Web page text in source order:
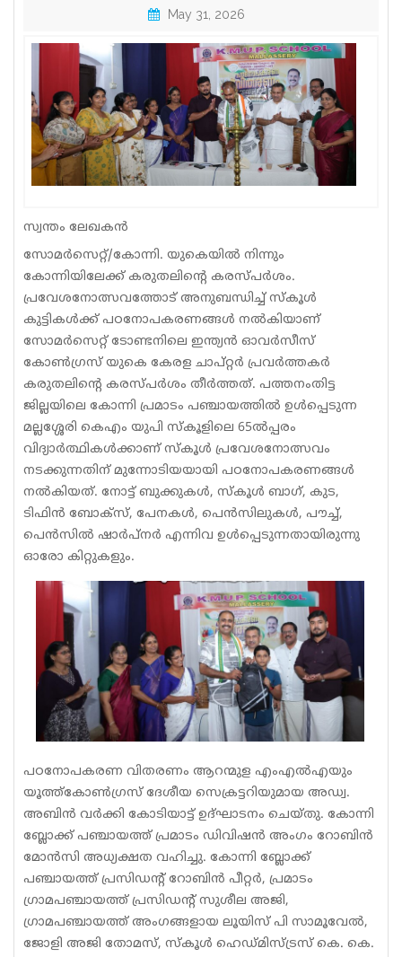
Classifieds
Law
Gallery
May 31, 2026
സ്വന്തം ലേഖകൻ
സോമർസെറ്റ്/കോന്നി. യുകെയിൽ നിന്നും
കോന്നിയിലേക്ക് കരുതലിന്റെ കരസ്പർശം.
പ്രവേശനോത്സവത്തോട് അനുബന്ധിച്ച് സ്കൂൾ
കുട്ടികൾക്ക് പഠനോപകരണങ്ങൾ നൽകിയാണ്
സോമർസെറ്റ് ടോണ്ടനിലെ ഇന്ത്യൻ ഓവർസീസ്
കോൺഗ്രസ് യുകെ കേരള ചാപ്റ്റർ പ്രവർത്തകർ
കരുതലിന്റെ കരസ്പർശം തീർത്തത്. പത്തനംതിട്ട
ജില്ലയിലെ കോന്നി പ്രമാടം പഞ്ചായത്തിൽ ഉൾപ്പെടുന്ന
മല്ലശ്ശേരി കെഎം യുപി സ്കൂളിലെ 65ൽപ്പരം
വിദ്യാർത്ഥികൾക്കാണ് സ്കൂൾ പ്രവേശനോത്സവം
നടക്കുന്നതിന് മുന്നോടിയയായി പഠനോപകരണങ്ങൾ
നൽകിയത്. നോട്ട് ബുക്കുകൾ, സ്കൂൾ ബാഗ്, കുട,
ടിഫിൻ ബോക്സ്, പേനകൾ, പെൻസിലുകൾ, പൗച്ച്,
പെൻസിൽ ഷാർപ്‌നർ എന്നിവ ഉൾപ്പെടുന്നതായിരുന്നു
ഓരോ കിറ്റുകളും.
പഠനോപകരണ വിതരണം ആറന്മുള എംഎൽഎയും
യൂത്ത്കോൺഗ്രസ് ദേശീയ സെക്രട്ടറിയുമായ അഡ്വ.
അബിൻ വർക്കി കോടിയാട്ട് ഉദ്ഘാടനം ചെയ്തു. കോന്നി
ബ്ലോക്ക്‌ പഞ്ചായത്ത് പ്രമാടം ഡിവിഷൻ അംഗം റോബിൻ
മോൻസി അധ്യക്ഷത വഹിച്ചു. കോന്നി ബ്ലോക്ക്‌
പഞ്ചായത്ത്‌ പ്രസിഡന്റ് റോബിൻ പീറ്റർ, പ്രമാടം
ഗ്രാമപഞ്ചായത്ത് പ്രസിഡന്റ് സുശീല അജി,
ഗ്രാമപഞ്ചായത്ത്‌ അംഗങ്ങളായ ലൂയിസ് പി സാമൂവേൽ,
ജോളി അജി തോമസ്, സ്കൂൾ ഹെഡ്മിസ്ട്രസ് കെ. കെ.